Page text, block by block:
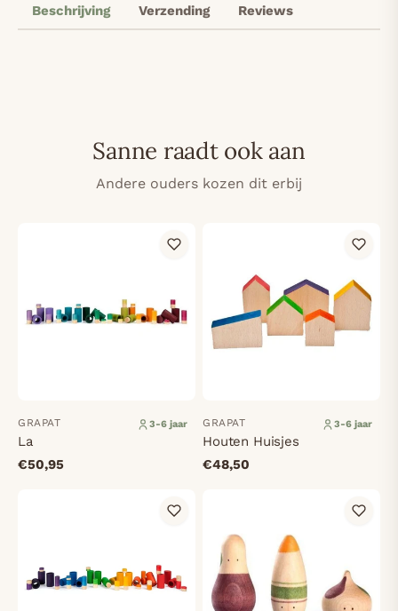
Beschrijving Verzending Reviews
Sanne raadt ook aan
Andere ouders kozen dit erbij
GRAPAT 3-6 jaar
La
€50,95
GRAPAT 3-6 jaar
Houten Huisjes
€48,50